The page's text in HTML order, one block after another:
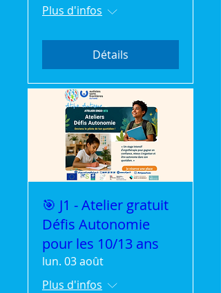
Plus d'infos
Détails
🎯 J1 - Atelier gratuit
Défis Autonomie
pour les 10/13 ans
lun. 03 août
Plus d'infos